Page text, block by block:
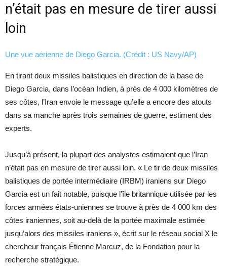
n’était pas en mesure de tirer aussi
loin
Une vue aérienne de Diego Garcia. (Crédit : US Navy/AP)
En tirant deux missiles balistiques en direction de la base de
Diego Garcia, dans l’océan Indien, à près de 4 000 kilomètres de
ses côtes, l’Iran envoie le message qu’elle a encore des atouts
dans sa manche après trois semaines de guerre, estiment des
experts.
Jusqu’à présent, la plupart des analystes estimaient que l’Iran
n’était pas en mesure de tirer aussi loin. « Le tir de deux missiles
balistiques de portée intermédiaire (IRBM) iraniens sur Diego
Garcia est un fait notable, puisque l’île britannique utilisée par les
forces armées états-uniennes se trouve à près de 4 000 km des
côtes iraniennes, soit au-delà de la portée maximale estimée
jusqu’alors des missiles iraniens », écrit sur le réseau social X le
chercheur français Étienne Marcuz, de la Fondation pour la
recherche stratégique.